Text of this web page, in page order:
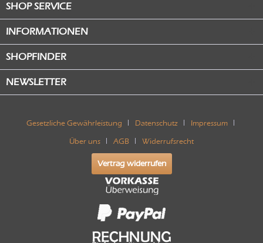
SHOP SERVICE
INFORMATIONEN
SHOPFINDER
NEWSLETTER
Gesetzliche Gewährleistung Datenschutz Impressum
Über uns AGB Widerrufsrecht
Vertrag widerrufen